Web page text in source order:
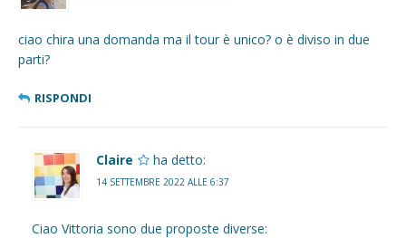
ciao chira una domanda ma il tour è unico? o è diviso in due
parti?
RISPONDI
Claire ha detto:
14 SETTEMBRE 2022 ALLE 6:37
Ciao Vittoria sono due proposte diverse: